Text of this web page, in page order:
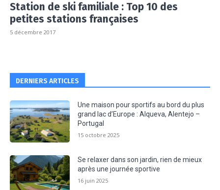
Station de ski familiale : Top 10 des
petites stations françaises
5 décembre 2017
DERNIERS ARTICLES
Une maison pour sportifs au bord du plus
grand lac d’Europe : Alqueva, Alentejo –
Portugal
15 octobre 2025
Se relaxer dans son jardin, rien de mieux
après une journée sportive
16 juin 2025